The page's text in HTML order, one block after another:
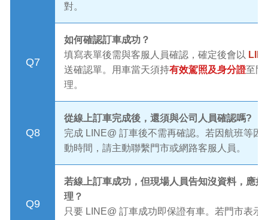
對。
Q7
如何確認訂車成功？
填寫表單後需與客服人員確認，確定後會以
送確認單。用車當天須持有效駕照及身分證至門
理。
Q8
從線上訂車完成後，還須與公司人員確認嗎?
完成 LINE@ 訂車後不需再確認。若因航班等因
動時間，請主動聯繫門市或網路客服人員。
Q9
若線上訂車成功，但現場人員告知沒資料，應如
理？
只要 LINE@ 訂車成功即保證有車。若門市表示